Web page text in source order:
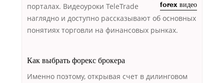
порталах.
forex видео
Видеоуроки TeleTrade
наглядно и доступно рассказывают об основных
понятиях торговли на финансовых рынках.
Как выбрать форекс брокера
Именно поэтому, открывая счет в дилинговом